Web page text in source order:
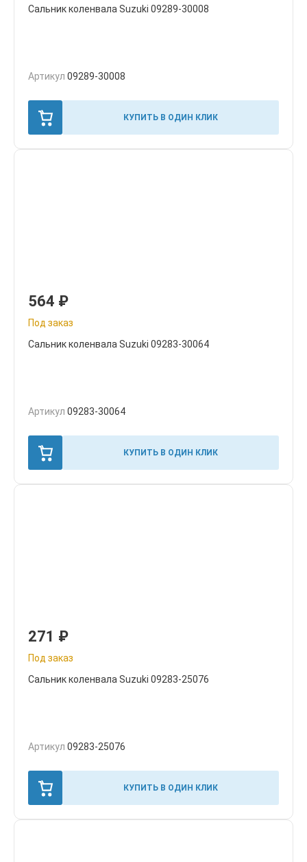
Сальник коленвала Suzuki 09289-30008
Артикул 09289-30008
КУПИТЬ В ОДИН КЛИК
564 ₽
Под заказ
Сальник коленвала Suzuki 09283-30064
Артикул 09283-30064
КУПИТЬ В ОДИН КЛИК
271 ₽
Под заказ
Сальник коленвала Suzuki 09283-25076
Артикул 09283-25076
КУПИТЬ В ОДИН КЛИК